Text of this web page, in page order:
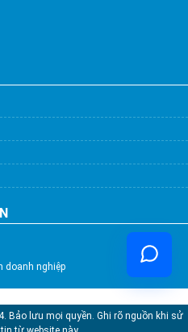
Bảo lưu mọi quyền. Ghi rõ nguồn khi sử